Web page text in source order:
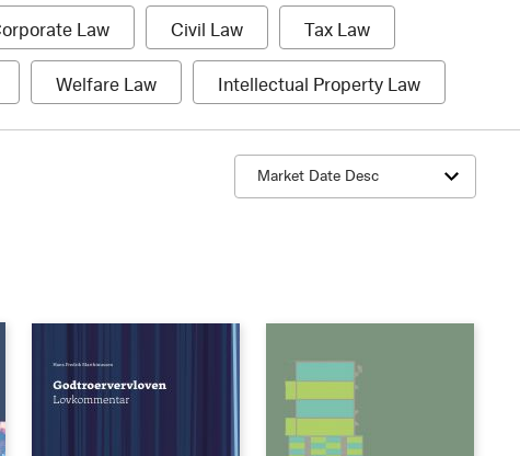
Law
item
Civil Law
item
Tax Law
item
Welfare Law
item
Intellectual Property Law
item
Sort by